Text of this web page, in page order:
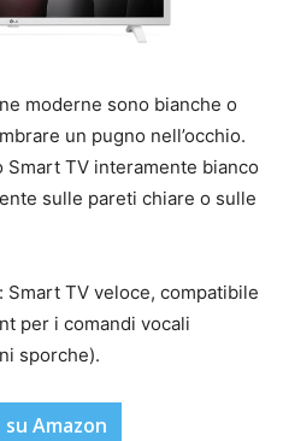
moderne sono bianche o
un pugno nell’occhio.
TV interamente bianco
sulle pareti chiare o sulle
TV veloce, compatibile
per i comandi vocali
sporche).
Amazon